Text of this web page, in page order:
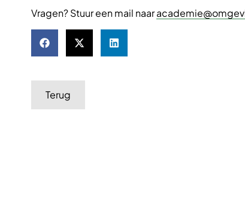
Vragen? Stuur een mail naar
Terug